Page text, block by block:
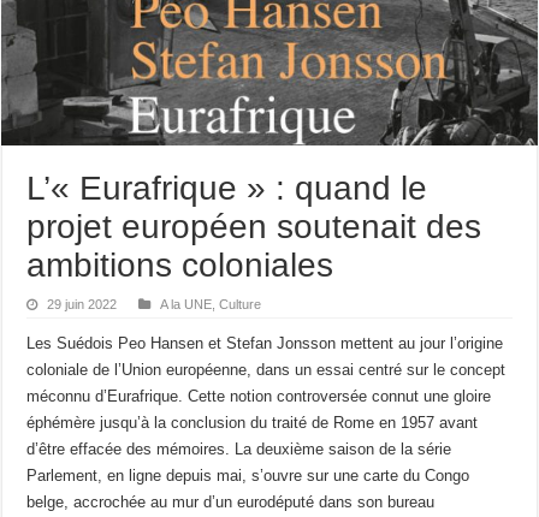
L’« Eurafrique » : quand le
projet européen soutenait des
ambitions coloniales
29 juin 2022 A la UNE ,Culture
Les Suédois Peo Hansen et Stefan Jonsson mettent au jour l’origine
coloniale de l’Union européenne, dans un essai centré sur le concept
méconnu d’Eurafrique. Cette notion controversée connut une gloire
éphémère jusqu’à la conclusion du traité de Rome en 1957 avant
d’être effacée des mémoires. La deuxième saison de la série
Parlement, en ligne depuis mai, s’ouvre sur une carte du Congo
belge, accrochée au mur d’un eurodéputé dans son bureau